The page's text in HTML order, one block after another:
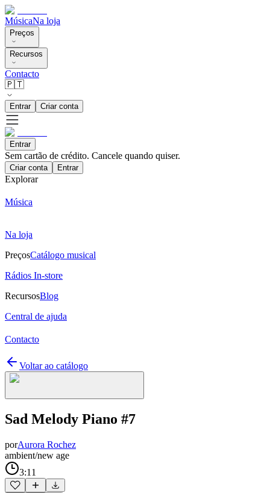
MúsicaNa loja
Preços
Recursos
Contacto
🇵🇹
Entrar Criar conta
Entrar
Sem cartão de crédito. Cancele quando quiser.
Criar conta Entrar
Explorar
Música
Na loja
PreçosCatálogo musical
Rádios In-store
RecursosBlog
Central de ajuda
Contacto
Voltar ao catálogo
Sad Melody Piano #7
porAurora Rochez
ambient/new age
3:11